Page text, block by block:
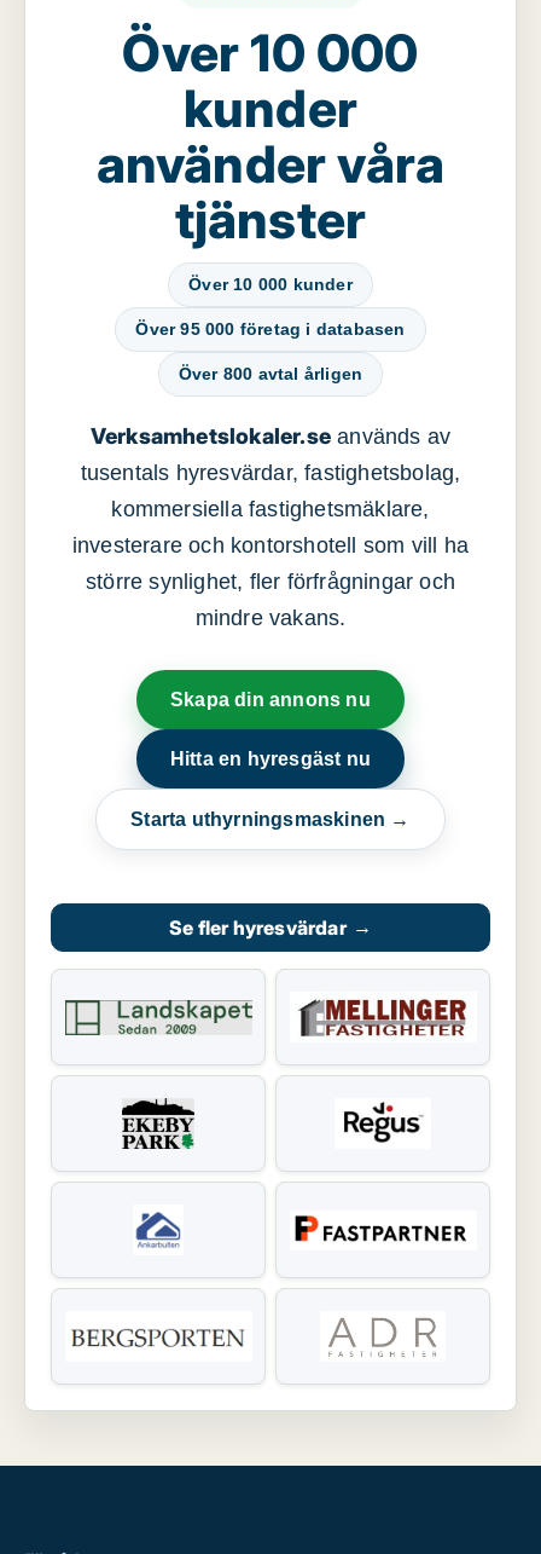
Över 10 000
kunder
använder våra
tjänster
Över 10 000 kunder
Över 95 000 företag i databasen
Över 800 avtal årligen
Verksamhetslokaler.se används av
tusentals hyresvärdar, fastighetsbolag,
kommersiella fastighetsmäklare,
investerare och kontorshotell som vill ha
större synlighet, fler förfrågningar och
mindre vakans.
Skapa din annons nu
Hitta en hyresgäst nu
Starta uthyrningsmaskinen →
Se fler hyresvärdar →